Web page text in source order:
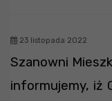
23 listopada 2022
Szanowni
informujemy, iż